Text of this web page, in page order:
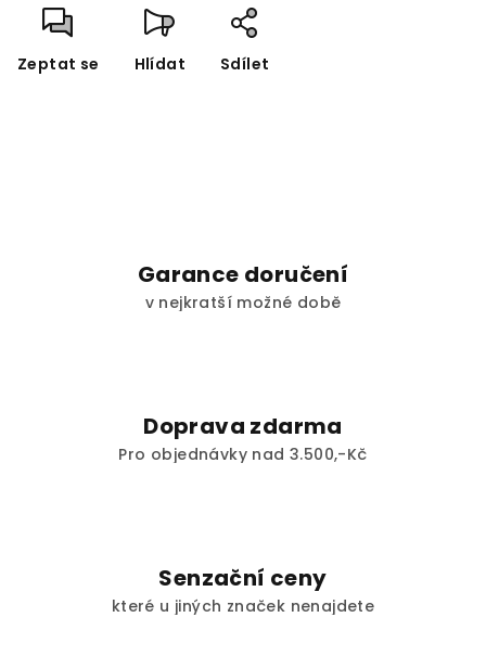
Zeptat se Hlídat Sdílet
Garance doručení
v nejkratší možné době
Doprava zdarma
Pro objednávky nad 3.500,-Kč
Senzační ceny
které u jiných značek nenajdete